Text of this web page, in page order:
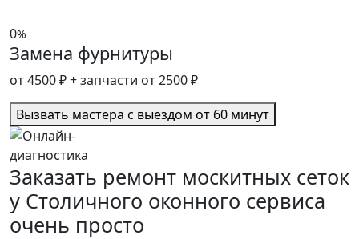
0%
Замена фурнитуры
от 4500 ₽+ запчасти от 2500 ₽
Вызвать мастера с выездом от 60 минут
Заказать ремонт москитных сеток
у Столичного оконного сервиса
очень просто